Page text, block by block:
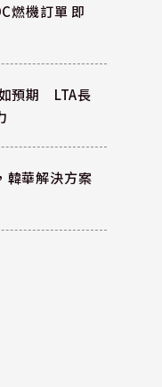
燃機訂單 即
預期 LTA長
韓華解決方案